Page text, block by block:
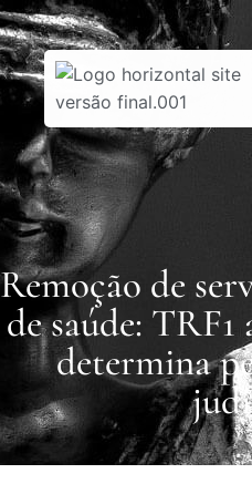
Remoção de
de saúde: TRF1
determina